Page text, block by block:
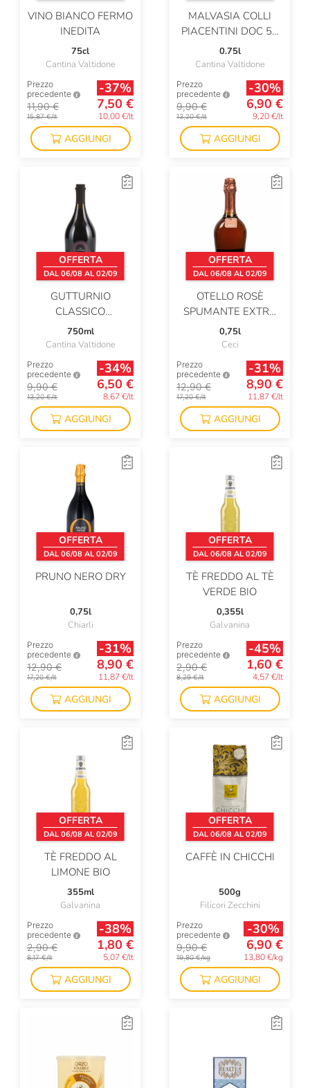
VINO BIANCO FERMO
INEDITA
75cl
Cantina Valtidone
Prezzo
precedente
11,90 €
15,87 €/lt
-37%
7,50 €
10,00 €/lt
AGGIUNGI
MALVASIA COLLI
PIACENTINI DOC 50
VENDEMMIE
0.75l
Cantina Valtidone
Prezzo
precedente
9,90 €
13,20 €/lt
-30%
6,90 €
9,20 €/lt
AGGIUNGI
OFFERTA
DAL 06/08 AL 02/09
GUTTURNIO
CLASSICO
SUPERIORE FERMO
750ml
Cantina Valtidone
Prezzo
precedente
9,90 €
13,20 €/lt
-34%
6,50 €
8,67 €/lt
AGGIUNGI
OFFERTA
DAL 06/08 AL 02/09
OTELLO ROSÈ
SPUMANTE EXTRA
DRY
0,75l
Ceci
Prezzo
precedente
12,90 €
17,20 €/lt
-31%
8,90 €
11,87 €/lt
AGGIUNGI
OFFERTA
DAL 06/08 AL 02/09
PRUNO NERO DRY
0,75l
Chiarli
Prezzo
precedente
12,90 €
17,20 €/lt
-31%
8,90 €
11,87 €/lt
AGGIUNGI
OFFERTA
DAL 06/08 AL 02/09
TÈ FREDDO AL TÈ
VERDE BIO
0,355l
Galvanina
Prezzo
precedente
2,90 €
8,29 €/lt
-45%
1,60 €
4,57 €/lt
AGGIUNGI
OFFERTA
DAL 06/08 AL 02/09
TÈ FREDDO AL
LIMONE BIO
355ml
Galvanina
Prezzo
precedente
2,90 €
8,17 €/lt
-38%
1,80 €
5,07 €/lt
AGGIUNGI
OFFERTA
DAL 06/08 AL 02/09
CAFFÈ IN CHICCHI
500g
Filicori Zecchini
Prezzo
precedente
9,90 €
19,80 €/kg
-30%
6,90 €
13,80 €/kg
AGGIUNGI